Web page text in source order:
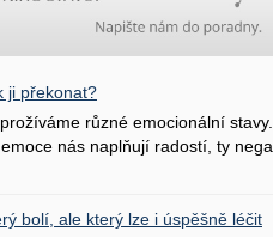
ji překonat?
různé emocionální stavy.
nás naplňují radostí, ty nega
bolí, ale který lze i úspěšně léčit